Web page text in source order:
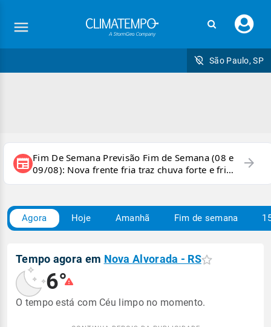
seu
São Paulo, SP
newspaper Fim De Semana Previsão Fim de Semana (08 e
09/08): Nova frente fria traz chuva forte e frio
para áreas do país
arrow_forward
Agora Hoje Amanhã Fim de semana
Tempo agora em Nova Alvorada - RS
6°
O tempo está com Céu limpo no momento.